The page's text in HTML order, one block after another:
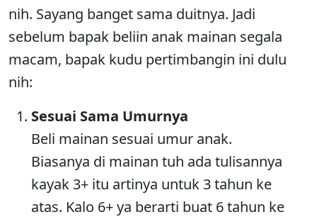
nih. Sayang banget sama duitnya. Jadi
sebelum bapak beliin anak mainan segala
macam, bapak kudu pertimbangin ini dulu
nih:
Sesuai Sama Umurnya
Beli mainan sesuai umur anak.
Biasanya di mainan tuh ada tulisannya
kayak 3+ itu artinya untuk 3 tahun ke
atas. Kalo 6+ ya berarti buat 6 tahun ke